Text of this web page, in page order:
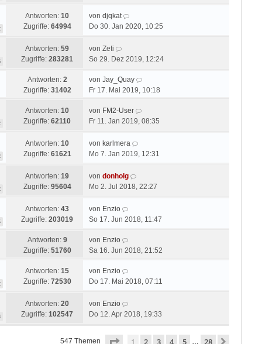
Antworten:10
Zugriffe: 64994
von djqkat
Do 30. Jan 2020, 10:25
Antworten:59
Zugriffe:283281
von Zeti
So 29. Dez 2019, 12:24
Antworten: 2
Zugriffe: 31402
von Jay_Quay
Fr 17. Mai 2019, 10:18
Antworten:10
Zugriffe:62110
von FM2-User
Fr 11. Jan 2019, 08:35
Antworten:10
Zugriffe: 61621
von karlmera
Mo 7. Jan 2019, 12:31
Antworten:19
Zugriffe: 95604
von donholg
Mo 2. Jul 2018, 22:27
Antworten:43
Zugriffe:203019
von Enzio
So 17. Jun 2018, 11:47
Antworten: 9
Zugriffe: 51760
von Enzio
Sa 16. Jun 2018, 21:52
Antworten:15
Zugriffe: 72530
von Enzio
Do 17. Mai 2018, 07:11
Antworten:20
Zugriffe:102547
von Enzio
Do 12. Apr 2018, 19:33
547 Themen Seite von28
1 2 3 4 5 … 28